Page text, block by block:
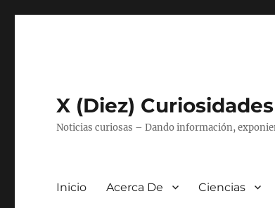
X (Diez) Curiosidades
Noticias curiosas – Dando información,
Inicio Acerca De Ciencias